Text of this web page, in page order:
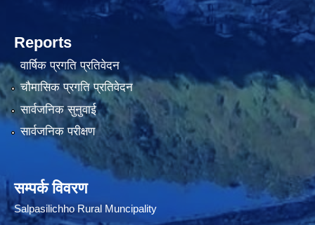
Reports
वार्षिक प्रगति प्रतिवेदन
चौमासिक प्रगति प्रतिवेदन
सार्वजनिक सुनुवाई
सार्वजनिक परीक्षण
सम्पर्क विवरण
Salpasilichho Rural Muncipality